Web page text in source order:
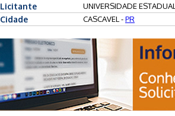
Licitante UNIVERSIDADE
Cidade CASCAVEL -PR